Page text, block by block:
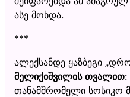
ასე მოხდა.
***
ალექსანდე ყაზბეგი
მელიქიშვილის თვალით:
თანამშრომელი სოსიკო